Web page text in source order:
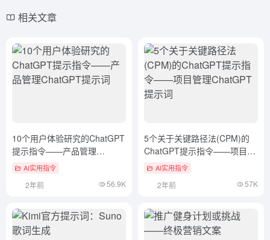
相关文章
10个用户体验研究的ChatGPT
提示指令——产品管理
ChatGPT提示词
AI实用指令
2年前 56.9K
5个关于关键路径法(CPM)的
ChatGPT提示指令——项目管
理ChatGPT提示词
AI实用指令
2年前 57K